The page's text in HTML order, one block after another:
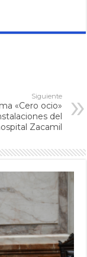
Siguiente
«Cero ocio»
del
Zacamil